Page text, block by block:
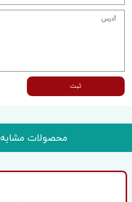
ثبت
محصولات مشابه